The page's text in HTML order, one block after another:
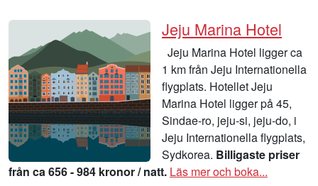
Jeju Marina Hotel
Jeju Marina Hotel ligger ca
1 km från Jeju Internationella
flygplats. Hotellet Jeju
Marina Hotel ligger på 45,
Sindae-ro, jeju-si, jeju-do, i
Jeju Internationella flygplats,
Sydkorea. Billigaste priser
från ca 656 - 984 kronor / natt. Läs mer och boka...